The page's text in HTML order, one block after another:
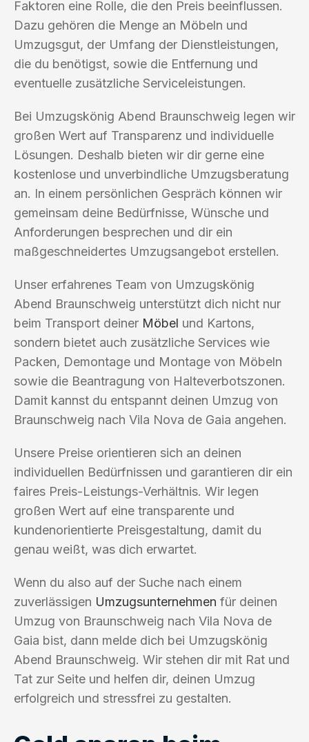
Faktoren eine Rolle, die den Preis beeinflussen.
Dazu gehören die Menge an Möbeln und
Umzugsgut, der Umfang der Dienstleistungen,
die du benötigst, sowie die Entfernung und
eventuelle zusätzliche Serviceleistungen.
Bei Umzugskönig Abend Braunschweig legen wir
großen Wert auf Transparenz und individuelle
Lösungen. Deshalb bieten wir dir gerne eine
kostenlose und unverbindliche Umzugsberatung
an. In einem persönlichen Gespräch können wir
gemeinsam deine Bedürfnisse, Wünsche und
Anforderungen besprechen und dir ein
maßgeschneidertes Umzugsangebot erstellen.
Unser erfahrenes Team von Umzugskönig
Abend Braunschweig unterstützt dich nicht nur
beim Transport deiner Möbel und Kartons,
sondern bietet auch zusätzliche Services wie
Packen, Demontage und Montage von Möbeln
sowie die Beantragung von Halteverbotszonen.
Damit kannst du entspannt deinen Umzug von
Braunschweig nach Vila Nova de Gaia angehen.
Unsere Preise orientieren sich an deinen
individuellen Bedürfnissen und garantieren dir ein
faires Preis-Leistungs-Verhältnis. Wir legen
großen Wert auf eine transparente und
kundenorientierte Preisgestaltung, damit du
genau weißt, was dich erwartet.
Wenn du also auf der Suche nach einem
zuverlässigen Umzugsunternehmen für deinen
Umzug von Braunschweig nach Vila Nova de
Gaia bist, dann melde dich bei Umzugskönig
Abend Braunschweig. Wir stehen dir mit Rat und
Tat zur Seite und helfen dir, deinen Umzug
erfolgreich und stressfrei zu gestalten.